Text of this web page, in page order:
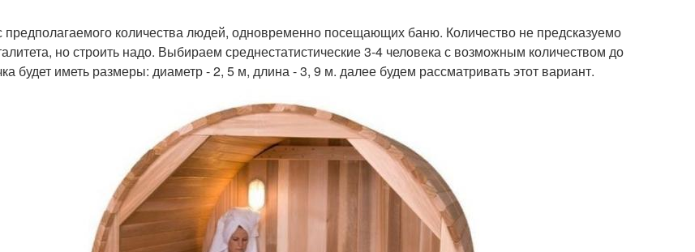
количества людей, одновременно посещающих баню. Количество не предсказуемо
но строить надо. Выбираем среднестатистические 3-4 человека с возможным количеством до
будет иметь размеры: диаметр - 2, 5 м, длина - 3, 9 м. далее будем рассматривать этот вариант.